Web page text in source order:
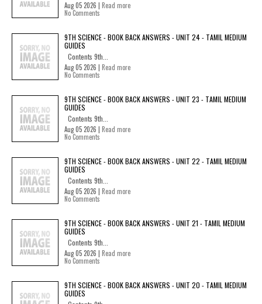
Aug 05 2026 | Read more
No Comments
9TH SCIENCE - BOOK BACK ANSWERS - UNIT 24 - TAMIL MEDIUM
GUIDES
Contents 9th...
Aug 05 2026 | Read more
No Comments
9TH SCIENCE - BOOK BACK ANSWERS - UNIT 23 - TAMIL MEDIUM
GUIDES
Contents 9th...
Aug 05 2026 | Read more
No Comments
9TH SCIENCE - BOOK BACK ANSWERS - UNIT 22 - TAMIL MEDIUM
GUIDES
Contents 9th...
Aug 05 2026 | Read more
No Comments
9TH SCIENCE - BOOK BACK ANSWERS - UNIT 21 - TAMIL MEDIUM
GUIDES
Contents 9th...
Aug 05 2026 | Read more
No Comments
9TH SCIENCE - BOOK BACK ANSWERS - UNIT 20 - TAMIL MEDIUM
GUIDES